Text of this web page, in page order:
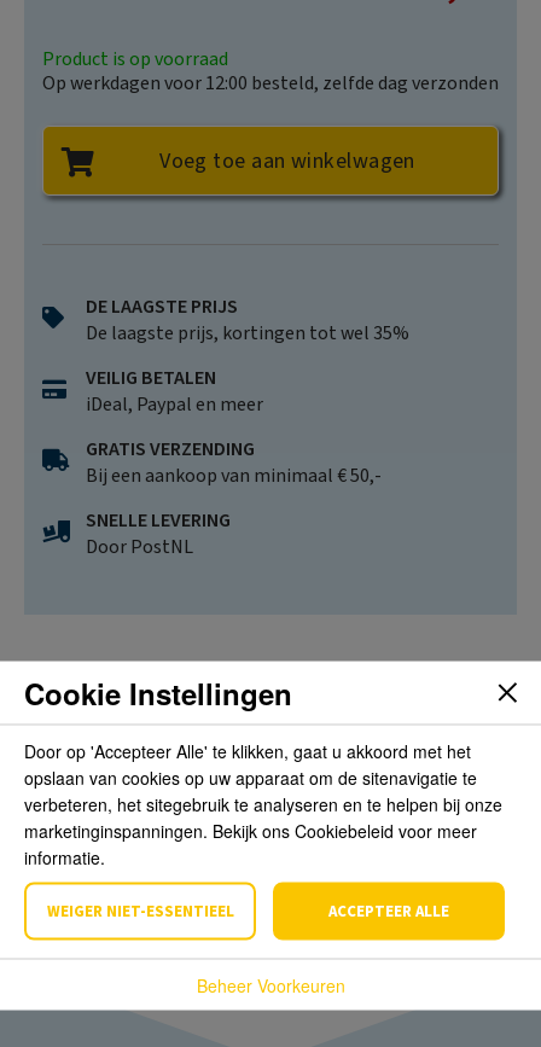
Product is op voorraad
Op werkdagen voor 12:00 besteld, zelfde dag verzonden
Voeg toe aan winkelwagen
DE LAAGSTE PRIJS
De laagste prijs, kortingen tot wel 35%
VEILIG BETALEN
iDeal, Paypal en meer
GRATIS VERZENDING
Bij een aankoop van minimaal € 50,-
SNELLE LEVERING
Door PostNL
Beoordelingen
Schrijf de eerste review over dit product
Schrijf een beoordeling
Cookie Instellingen
Door op 'Accepteer Alle' te klikken, gaat u akkoord met het
opslaan van cookies op uw apparaat om de sitenavigatie te
verbeteren, het sitegebruik te analyseren en te helpen bij onze
marketinginspanningen. Bekijk ons Cookiebeleid voor meer
informatie.
WEIGER NIET-ESSENTIEEL ACCEPTEER ALLE
Beheer Voorkeuren